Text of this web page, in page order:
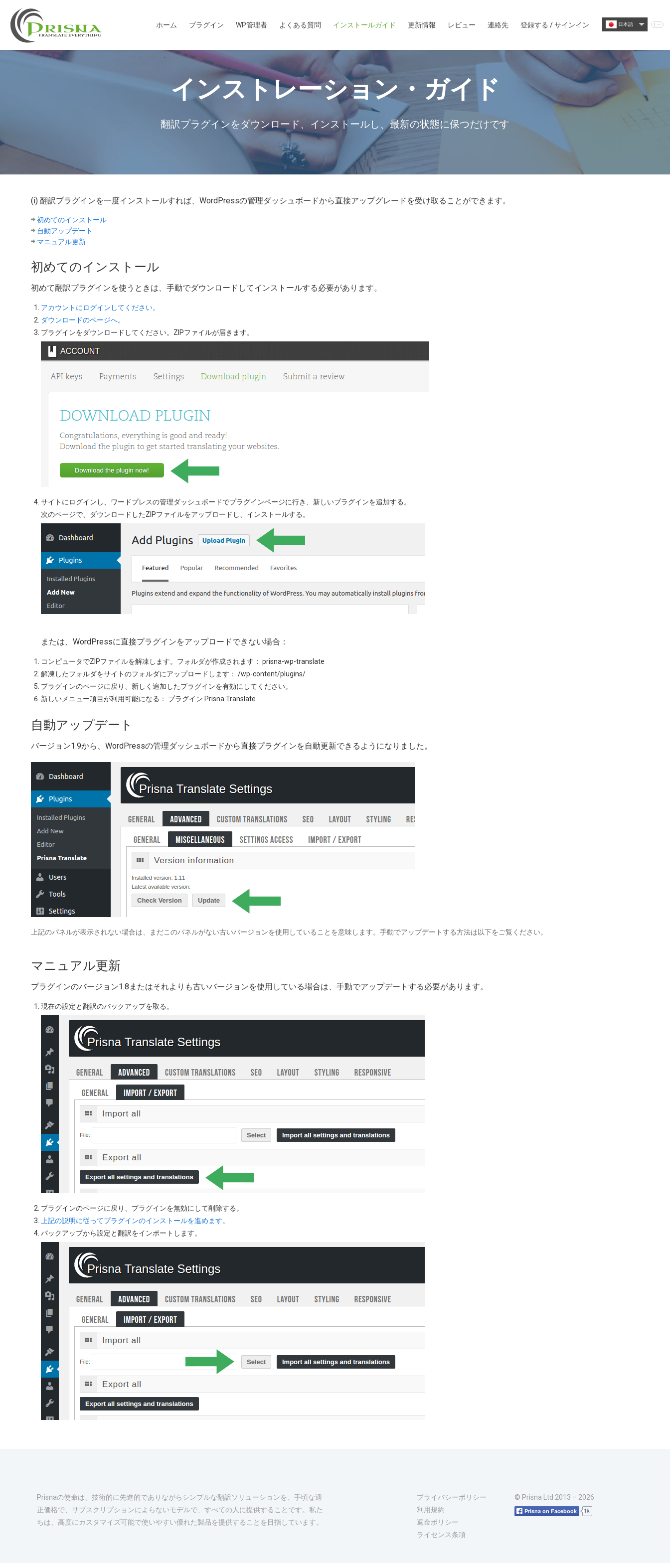
日本語
ホーム プラグイン WP管理者 よくある質問 インストールガイド 更新情報 レビュー 連絡先 登録する /サインイン
インストレーション・ガイド
翻訳プラグインをダウンロード、インストールし、最新の状態に保つだけです
(i) 翻訳プラグインを一度インストールすれば、WordPressの管理ダッシュボードから直接アップグレードを受け取ることができます。
初めてのインストール
自動アップデート
マニュアル更新
初めてのインストール
初めて翻訳プラグインを使うときは、手動でダウンロードしてインストールする必要があります。
アカウントにログインしてください。
ダウンロードのページへ。
プラグインをダウンロードしてください。ZIPファイルが届きます。
サイトにログインし、ワードプレスの管理ダッシュボードでプラグインページに行き、新しいプラグインを追加する。
次のページで、ダウンロードしたZIPファイルをアップロードし、インストールする。
または、WordPressに直接プラグインをアップロードできない場合：
コンピュータでZIPファイルを解凍します。フォルダが作成されます： prisna-wp-translate
解凍したフォルダをサイトのフォルダにアップロードします： /wp-content/plugins/
プラグインのページに戻り、新しく追加したプラグインを有効にしてください。
新しいメニュー項目が利用可能になる：
プラグイン Prisna Translate
自動アップデート
バージョン1.9から、WordPressの管理ダッシュボードから直接プラグインを自動更新できるようになりました。
上記のパネルが表示されない場合は、まだこのパネルがない古いバージョンを使用していることを意味します。手動でアップデートする方法は以下をご覧ください。
マニュアル更新
プラグインのバージョン1.8またはそれよりも古いバージョンを使用している場合は、手動でアップデートする必要があります。
現在の設定と翻訳のバックアップを取る。
プラグインのページに戻り、プラグインを無効にして削除する。
上記の説明に従ってプラグインのインストールを進めます。
バックアップから設定と翻訳をインポートします。
Prisnaの使命は、技術的に先進的でありながらシンプルな翻訳ソリューションを、手頃な適
正価格で、サブスクリプションによらないモデルで、すべての人に提供することです。私た
ちは、高度にカスタマイズ可能で使いやすい優れた製品を提供することを目指しています。
プライバシーポリシー
利用規約
返金ポリシー
ライセンス条項
© Prisna Ltd 2013 – 2026
Prisna on Facebook 1k